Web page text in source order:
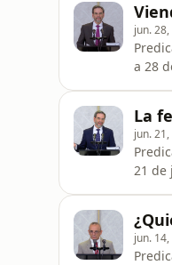
jun.
a 28
La
jun.
21 de
jun.